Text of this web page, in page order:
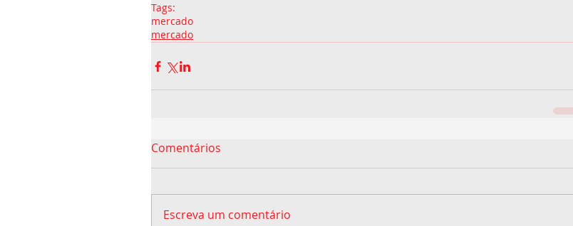
Tags:
mercado
mercado
Comentários
Escreva um comentário